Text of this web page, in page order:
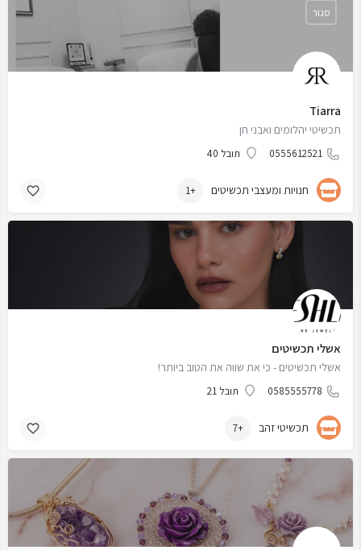
Tiarra
תכשיטי יהלומים ואבני חן
0555612521 תובל 40
סגור
חנויות ומעצבי תכשיטים +1
אשלי תכשיטים
אשלי תכשיטים - כי את שווה את הטוב ביותר!
0585555778 תובל 21
תכשיטי זהב +7